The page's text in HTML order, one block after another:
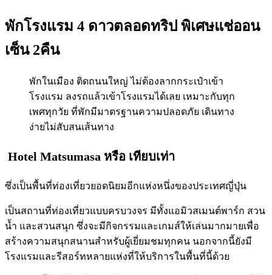
พักโรงแรม 4 ดาวตลอดทริป พิเศษแช่ออน
เซ็น 2คืน
พักในเมือง ติดถนนใหญ่ ไม่ต้องลากกระเป๋าเข้า
โรงแรม ลงรถแล้วเข้าโรงแรมได้เลย เหมาะกับทุก
เพศทุกวัย ที่พักมีมาตรฐานความปลอดภัย เดินทาง
ง่ายไม่สับสนเส้นทาง
Hotel Matsumasa หรือ เทียบเท่า
ซึ่งเป็นพื้นที่ท่องเที่ยวยอดนิยมอีกแห่งหนึ่งของประเทศญี่ปุ่น
เป็นสถานที่ท่องเที่ยวแบบครบวงจร มีทั้งแอมิวสเมนต์พาร์ก สวน
น้ำ และสวนสนุก ซึ่งจะมีกิจกรรมและเกมส์ให้เล่นมากมายเพื่อ
สร้างความสนุกสนานสำหรับผู้เยี่ยมชมทุกคน นอกจากนี้ยังมี
โรงแรมและรีสอร์ทหลายแห่งที่ให้บริการในพื้นที่นี้ด้วย